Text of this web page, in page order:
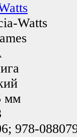
Watts
мм
978-